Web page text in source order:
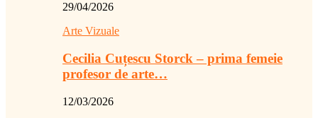
29/04/2026
Arte Vizuale
Cecilia Cuțescu Storck – prima femeie
profesor de arte…
12/03/2026